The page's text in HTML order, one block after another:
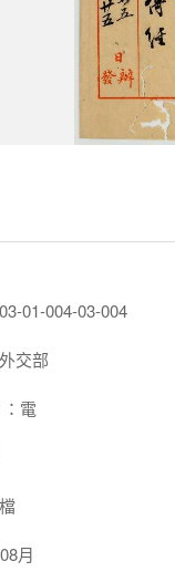
01-004-03-004
交部
電
月